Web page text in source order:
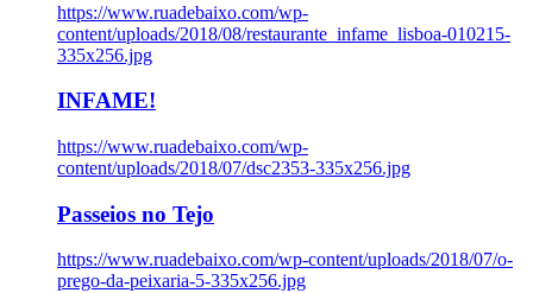
https://www.ruadebaixo.com/wp-
content/uploads/2018/08/restaurante_infame_lisboa-010215-
335x256.jpg
INFAME!
https://www.ruadebaixo.com/wp-
content/uploads/2018/07/dsc2353-335x256.jpg
Passeios no Tejo
https://www.ruadebaixo.com/wp-content/uploads/2018/07/o-
prego-da-peixaria-5-335x256.jpg